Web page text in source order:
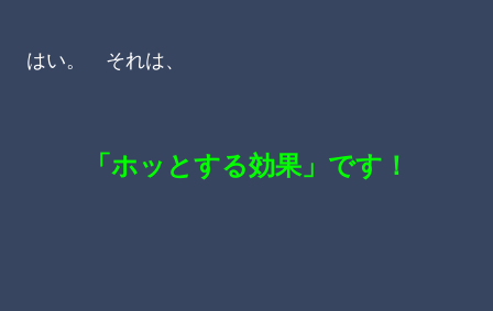
はい。 それは、
「ホッとする効果」です！